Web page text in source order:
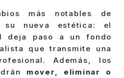
más notables de
su nueva estética: el
deja paso a un fondo
que transmite una
Además, los
mover, eliminar o